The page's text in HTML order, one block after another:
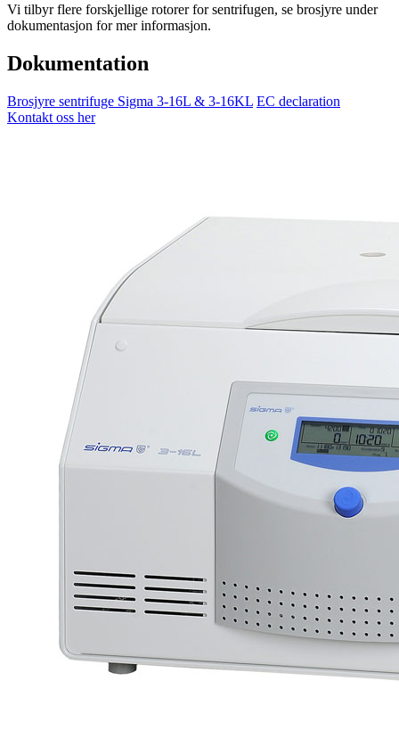
Vi tilbyr flere forskjellige rotorer for sentrifugen, se brosjyre under
dokumentasjon for mer informasjon.
Dokumentation
Brosjyre sentrifuge Sigma 3-16L & 3-16KL EC declaration
Kontakt oss her